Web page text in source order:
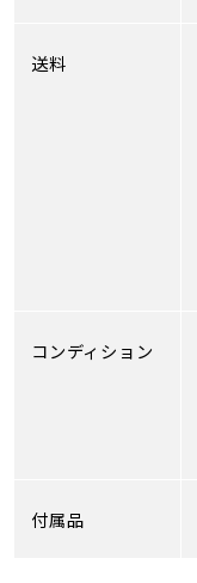
送料
コンディション
付属品